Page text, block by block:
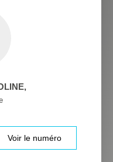
,
Voir le numéro